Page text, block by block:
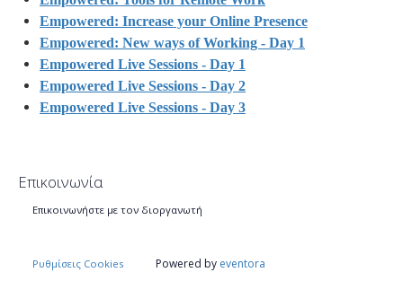
Empowered: Increase your Online Presence
Empowered: New ways of Working - Day 1
Empowered Live Sessions - Day 1
Empowered Live Sessions - Day 2
Empowered Live Sessions - Day 3
Επικοινωνία
Επικοινωνήστε με τον διοργανωτή
Powered by eventora
Ρυθμίσεις Cookies